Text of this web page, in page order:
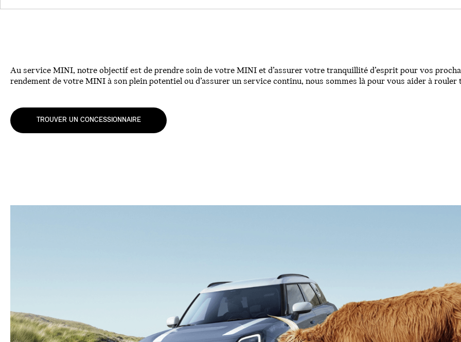
Au service MINI, notre objectif est de prendre soin de votre MINI et d’assurer votre tranquillité d’esprit pour vos
rendement de votre MINI à son plein potentiel ou d’assurer un service continu, nous sommes là pour vous aider à rouler
TROUVER UN CONCESSIONNAIRE